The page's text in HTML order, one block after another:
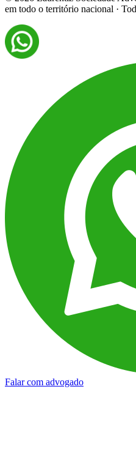
em todo o território nacional ·
Falar com advogado